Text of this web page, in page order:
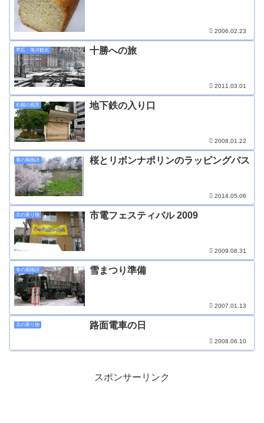
2006.02.23
帯広・旭川観光 十勝への旅
2011.03.01
札幌の風景 地下鉄の入り口
2008.01.22
春の風物詩 桜とリボンナポリンのラッピングバス
2014.05.06
北の乗り物 市電フェスティバル 2009
2009.08.31
冬の風物詩 雪まつり準備
2007.01.13
北の乗り物 路面電車の日
2008.06.10
スポンサーリンク